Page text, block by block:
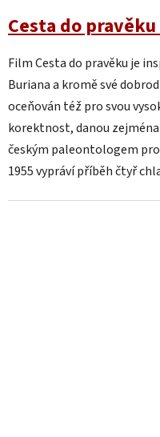
Cesta do
Film Cesta do pravěku je
Buriana a kromě své
oceňován též pro svou
korektnost, danou
českým paleontologem
1955 vypráví příběh čtyř